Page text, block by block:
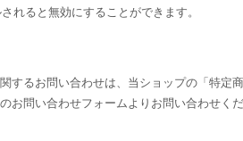
れると無効にすることができます。
するお問い合わせは、当ショップの「特定
お問い合わせフォームよりお問い合わせく